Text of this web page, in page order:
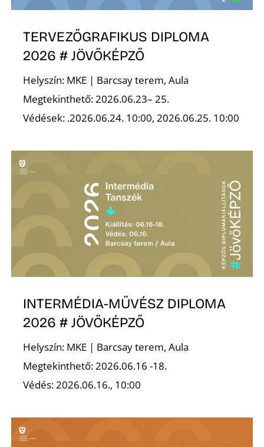
TERVEZŐGRAFIKUS DIPLOMA
2026 # JÖVŐKÉPZŐ
Helyszín: MKE | Barcsay terem, Aula
Megtekinthető: 2026.06.23– 25.
Védések: .2026.06.24. 10:00, 2026.06.25. 10:00
INTERMÉDIA-MŰVÉSZ DIPLOMA
2026 # JÖVŐKÉPZŐ
Helyszín: MKE | Barcsay terem, Aula
Megtekinthető: 2026.06.16 -18.
Védés: 2026.06.16., 10:00